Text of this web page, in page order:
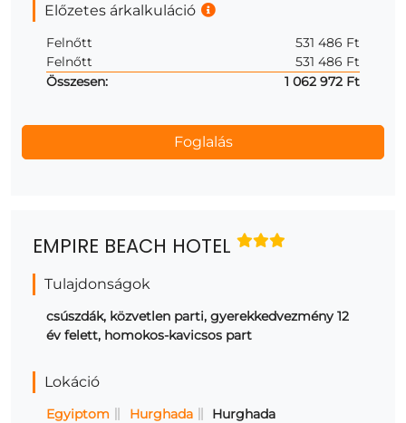
EMPIRE BEACH HOTEL
Tulajdonságok
csúszdák, közvetlen parti, gyerekkedvezmény 12
év felett, homokos-kavicsos part
Lokáció
Egyiptom Hurghada Hurghada
Előzetes árkalkuláció
Felnőtt
531 486 Ft
Felnőtt
531 486 Ft
Összesen:
1 062 972 Ft